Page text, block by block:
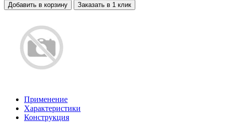
Добавить в корзину Заказать в 1 клик
Применение
Характеристики
Конструкция